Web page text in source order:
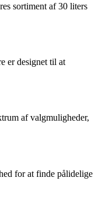
sortiment af 30 liters
er designet til at
af valgmuligheder,
for at finde pålidelige